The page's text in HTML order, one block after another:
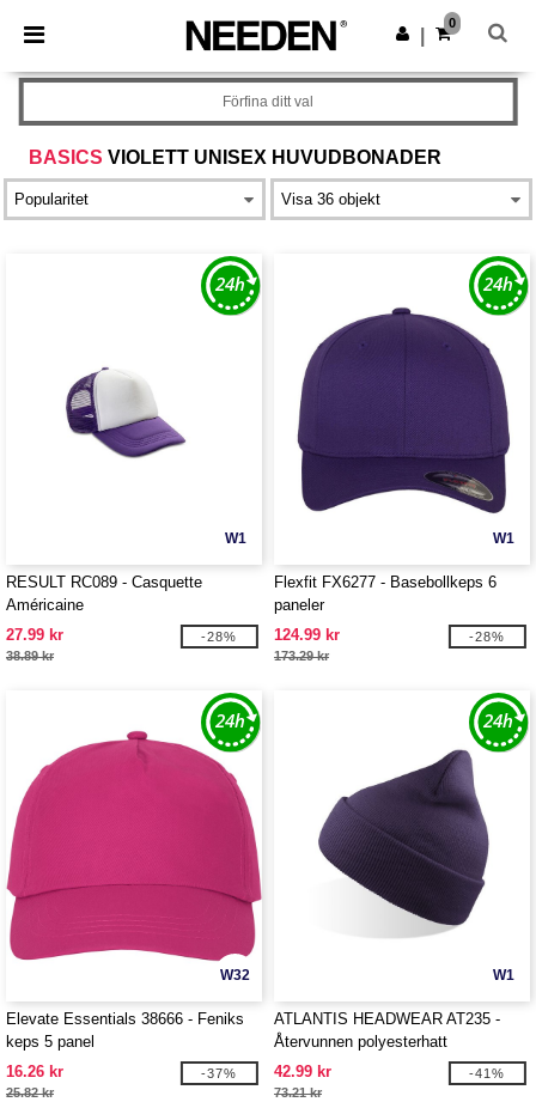
× Needen-app
Bättre priser i appen!
Hämta app
0
BASICS VIOLETT UNISEX HUVUDBONADER
Förfina ditt val
W1
RESULT RC089 - Casquette
Américaine
27.99 kr
38.89 kr
-28%
W1
Flexfit FX6277 - Basebollkeps 6
paneler
124.99 kr
173.29 kr
-28%
W32
Elevate Essentials 38666 - Feniks
keps 5 panel
16.26 kr
25.82 kr
-37%
W1
ATLANTIS HEADWEAR AT235 -
Återvunnen polyesterhatt
42.99 kr
73.21 kr
-41%